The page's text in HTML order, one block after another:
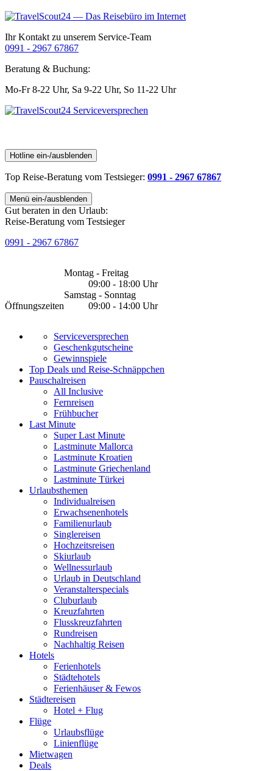
Ihr Kontakt zu unserem Service-Team
0991 - 2967 67867
Beratung & Buchung:
Mo-Fr 8-22 Uhr, Sa 9-22 Uhr, So 11-22 Uhr
Hotline ein-/ausblenden
Top Reise-Beratung vom Testsieger: 0991 - 2967 67867
Menü ein-/ausblenden
Gut beraten in den Urlaub:
Reise-Beratung vom Testsieger
0991 - 2967 67867
Öffnungszeiten
Montag - Freitag
09:00 - 18:00 Uhr
Samstag - Sonntag
09:00 - 14:00 Uhr
Serviceversprechen
Geschenkgutscheine
Gewinnspiele
Top Deals und Reise-Schnäppchen
Pauschalreisen
All Inclusive
Fernreisen
Frühbucher
Last Minute
Super Last Minute
Lastminute Mallorca
Lastminute Kroatien
Lastminute Griechenland
Lastminute Türkei
Urlaubsthemen
Individualreisen
Erwachsenenhotels
Familienurlaub
Singlereisen
Hochzeitsreisen
Skiurlaub
Wellnessurlaub
Urlaub in Deutschland
Veranstalterspecials
Cluburlaub
Kreuzfahrten
Flusskreuzfahrten
Rundreisen
Nachhaltig Reisen
Hotels
Ferienhotels
Städtehotels
Ferienhäuser & Fewos
Städtereisen
Hotel + Flug
Flüge
Urlaubsflüge
Linienflüge
Mietwagen
Deals